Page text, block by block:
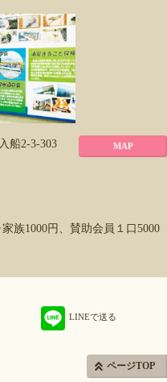
船2-3-303 MAP
族1000円、賛助会員１口5000
LINEで送る
ページTOP